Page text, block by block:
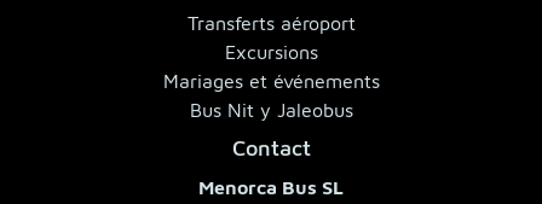
Transferts aéroport
Excursions
Mariages et événements
Bus Nit y Jaleobus
Contact
Menorca Bus SL